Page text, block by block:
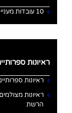
10 עובדות מעניינות על סופרים מפורסמים
ראיונות
ראיונות
ראיונות
הרשת